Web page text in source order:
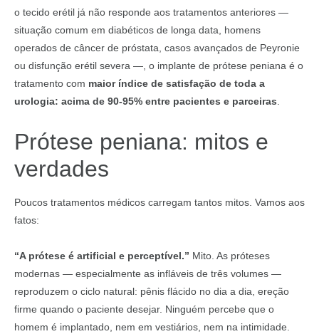
o tecido erétil já não responde aos tratamentos anteriores —
situação comum em diabéticos de longa data, homens
operados de câncer de próstata, casos avançados de Peyronie
ou disfunção erétil severa —, o implante de prótese peniana é o
tratamento com maior índice de satisfação de toda a
urologia: acima de 90-95% entre pacientes e parceiras
Prótese peniana: mitos e
verdades
Poucos tratamentos médicos carregam tantos mitos. Vamos aos
fatos:
“A prótese é artificial e perceptível.” Mito. As próteses
modernas — especialmente as infláveis de três volumes —
reproduzem o ciclo natural: pênis flácido no dia a dia, ereção
firme quando o paciente desejar. Ninguém percebe que o
homem é implantado, nem em vestiários, nem na intimidade.